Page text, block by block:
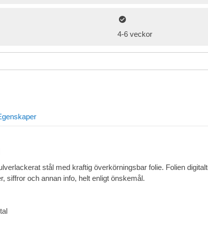
4-6 veckor
stål med kraftig överkörningsbar folie. Folien
siffror och annan info, helt enligt önskemål.